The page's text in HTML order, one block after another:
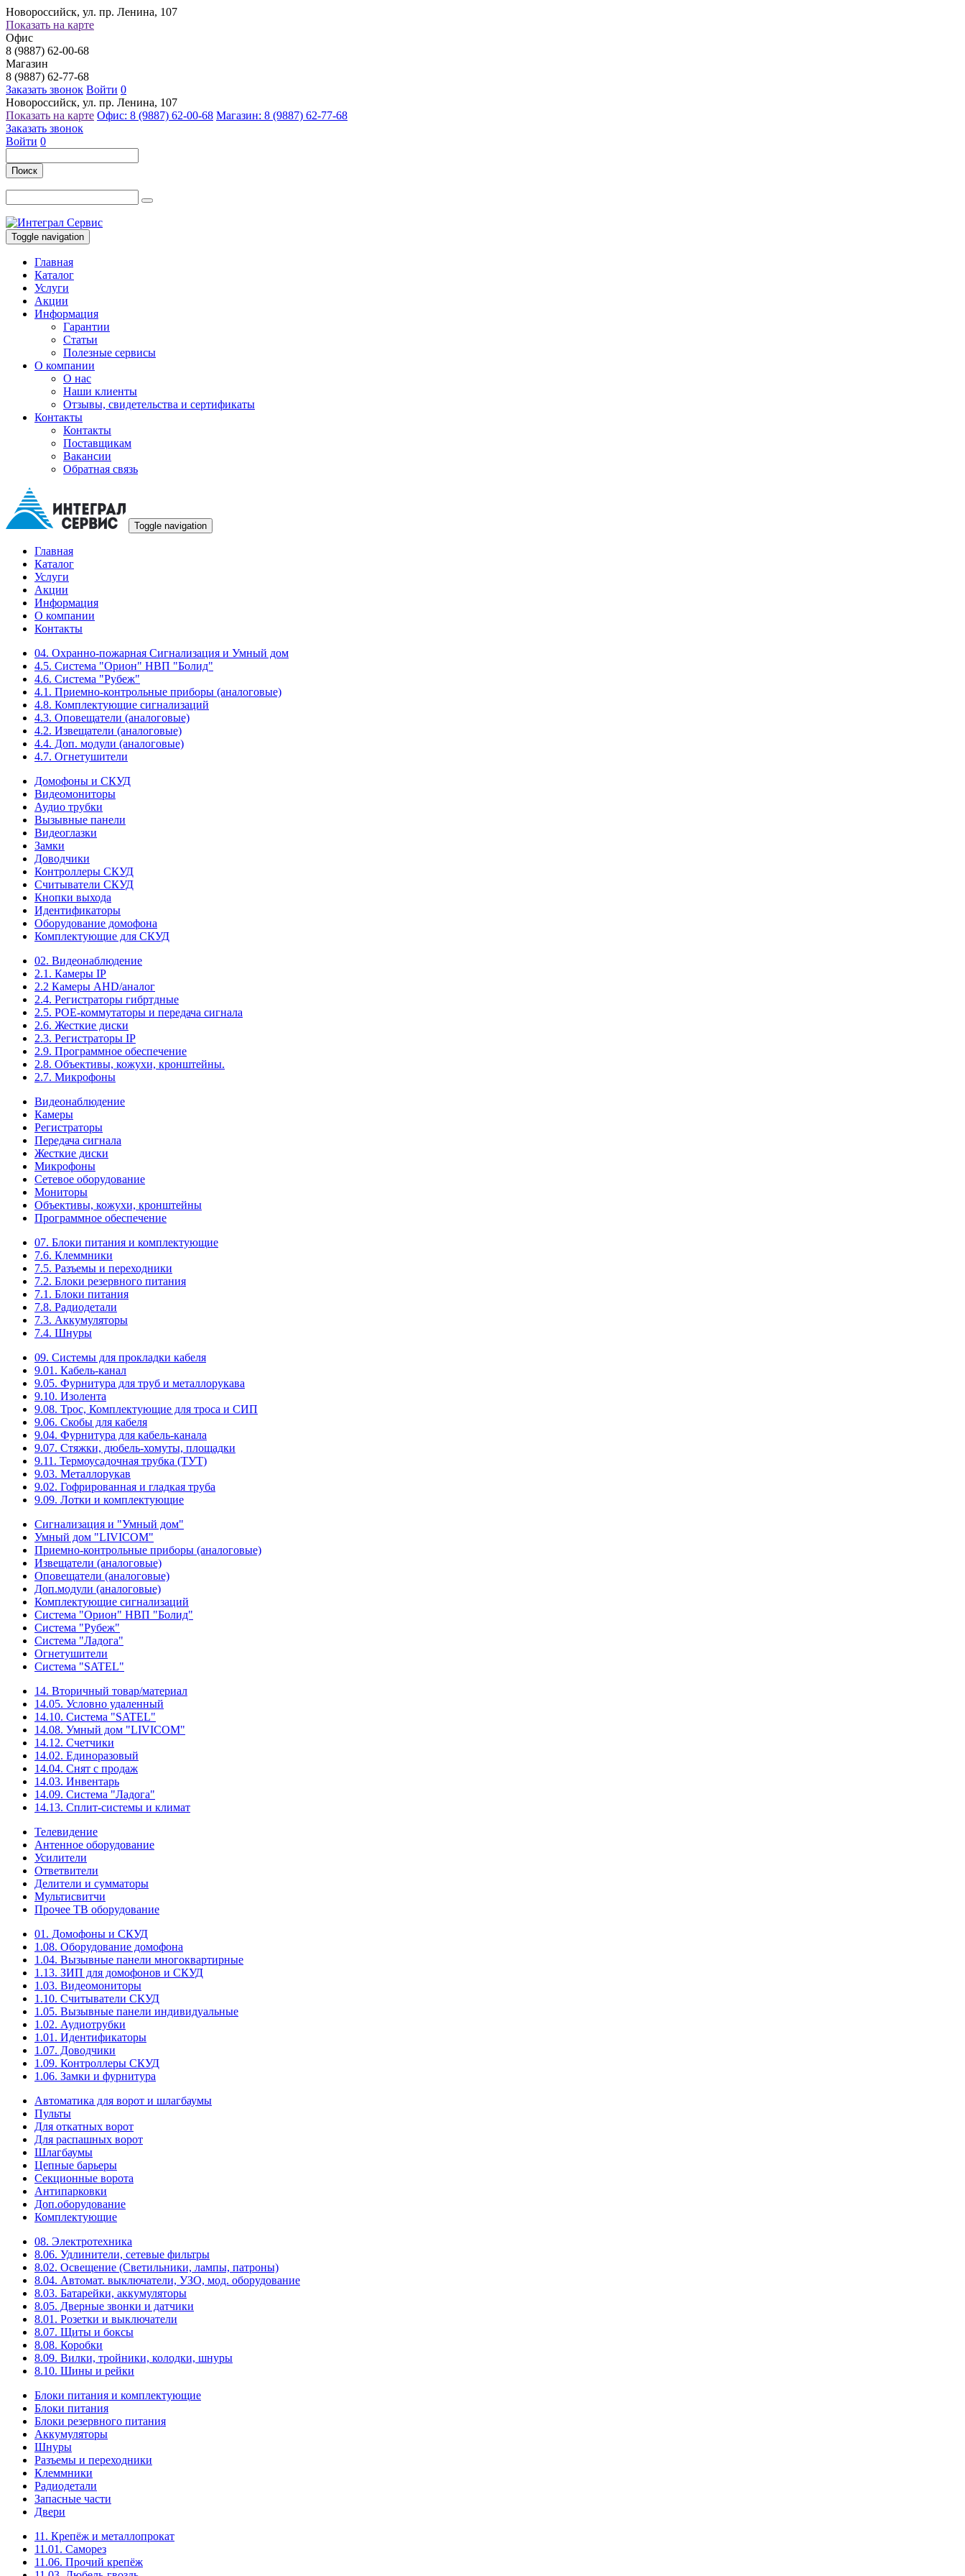
Новороссийск, ул. пр. Ленина, 107
Показать на карте
Офис
8 (9887) 62-00-68
Магазин
8 (9887) 62-77-68
Заказать звонок Войти 0
Новороссийск, ул. пр. Ленина, 107
Показать на карте Офис: 8 (9887) 62-00-68 Магазин: 8 (9887) 62-77-68
Заказать звонок
Войти 0
Поиск
Toggle navigation
Главная
Каталог
Услуги
Акции
Информация
Гарантии
Статьи
Полезные сервисы
О компании
О нас
Наши клиенты
Отзывы, свидетельства и сертификаты
Контакты
Контакты
Поставщикам
Вакансии
Обратная связь
Toggle navigation
Главная
Каталог
Услуги
Акции
Информация
О компании
Контакты
04. Охранно-пожарная Сигнализация и Умный дом
4.5. Система "Орион" НВП "Болид"
4.6. Система "Рубеж"
4.1. Приемно-контрольные приборы (аналоговые)
4.8. Комплектующие сигнализаций
4.3. Оповещатели (аналоговые)
4.2. Извещатели (аналоговые)
4.4. Доп. модули (аналоговые)
4.7. Огнетушители
Домофоны и СКУД
Видеомониторы
Аудио трубки
Вызывные панели
Видеоглазки
Замки
Доводчики
Контроллеры СКУД
Считыватели СКУД
Кнопки выхода
Идентификаторы
Оборудование домофона
Комплектующие для СКУД
02. Видеонаблюдение
2.1. Камеры IP
2.2 Камеры AHD/аналог
2.4. Регистраторы гибртдные
2.5. РОЕ-коммутаторы и передача сигнала
2.6. Жесткие диски
2.3. Регистраторы IP
2.9. Программное обеспечение
2.8. Объективы, кожухи, кронштейны.
2.7. Микрофоны
Видеонаблюдение
Камеры
Регистраторы
Передача сигнала
Жесткие диски
Микрофоны
Сетевое оборудование
Мониторы
Объективы, кожухи, кронштейны
Программное обеспечение
07. Блоки питания и комплектующие
7.6. Клеммники
7.5. Разъемы и переходники
7.2. Блоки резервного питания
7.1. Блоки питания
7.8. Радиодетали
7.3. Аккумуляторы
7.4. Шнуры
09. Системы для прокладки кабеля
9.01. Кабель-канал
9.05. Фурнитура для труб и металлорукава
9.10. Изолента
9.08. Трос, Комплектующие для троса и СИП
9.06. Скобы для кабеля
9.04. Фурнитура для кабель-канала
9.07. Стяжки, дюбель-хомуты, площадки
9.11. Термоусадочная трубка (ТУТ)
9.03. Металлорукав
9.02. Гофрированная и гладкая труба
9.09. Лотки и комплектующие
Сигнализация и "Умный дом"
Умный дом "LIVICOM"
Приемно-контрольные приборы (аналоговые)
Извещатели (аналоговые)
Оповещатели (аналоговые)
Доп.модули (аналоговые)
Комплектующие сигнализаций
Система "Орион" НВП "Болид"
Система "Рубеж"
Система "Ладога"
Огнетушители
Система "SATEL"
14. Вторичный товар/материал
14.05. Условно удаленный
14.10. Система "SATEL"
14.08. Умный дом "LIVICOM"
14.12. Счетчики
14.02. Единоразовый
14.04. Снят с продаж
14.03. Инвентарь
14.09. Система "Ладога"
14.13. Сплит-системы и климат
Телевидение
Антенное оборудование
Усилители
Ответвители
Делители и сумматоры
Мультисвитчи
Прочее ТВ оборудование
01. Домофоны и СКУД
1.08. Оборудование домофона
1.04. Вызывные панели многоквартирные
1.13. ЗИП для домофонов и СКУД
1.03. Видеомониторы
1.10. Считыватели СКУД
1.05. Вызывные панели индивидуальные
1.02. Аудиотрубки
1.01. Идентификаторы
1.07. Доводчики
1.09. Контроллеры СКУД
1.06. Замки и фурнитура
Автоматика для ворот и шлагбаумы
Пульты
Для откатных ворот
Для распашных ворот
Шлагбаумы
Цепные барьеры
Секционные ворота
Антипарковки
Доп.оборудование
Комплектующие
08. Электротехника
8.06. Удлинители, сетевые фильтры
8.02. Освещение (Светильники, лампы, патроны)
8.04. Автомат. выключатели, УЗО, мод. оборудование
8.03. Батарейки, аккумуляторы
8.05. Дверные звонки и датчики
8.01. Розетки и выключатели
8.07. Щиты и боксы
8.08. Коробки
8.09. Вилки, тройники, колодки, шнуры
8.10. Шины и рейки
Блоки питания и комплектующие
Блоки питания
Блоки резервного питания
Аккумуляторы
Шнуры
Разъемы и переходники
Клеммники
Радиодетали
Запасные части
Двери
11. Крепёж и металлопрокат
11.01. Саморез
11.06. Прочий крепёж